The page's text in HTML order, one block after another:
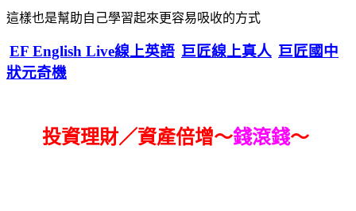
這樣也是幫助自己學習起來更容易吸收的方式
EF English Live線上英語 巨匠線上真人 巨匠國中
狀元奇機
投資理財／資產倍增～錢滾錢～